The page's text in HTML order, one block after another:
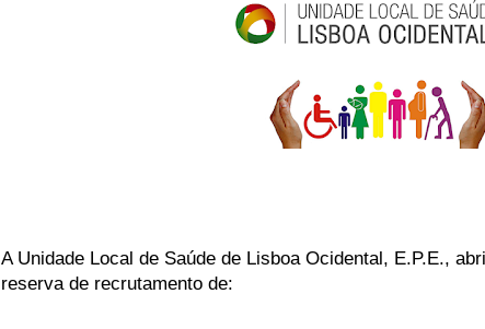
A Unidade Local de Saúde de Lisboa Ocidental, E.P.E.,
reserva de recrutamento de: